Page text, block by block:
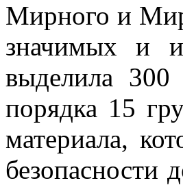
Мирного и
значимых и
выделила
порядка 15
материала,
безопасности